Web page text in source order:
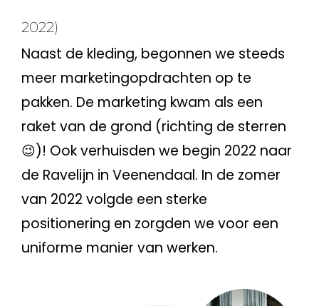
2022)
Naast de kleding, begonnen we steeds
meer marketingopdrachten op te
pakken. De marketing kwam als een
raket van de grond (richting de sterren
😉)! Ook verhuisden we begin 2022 naar
de Ravelijn in Veenendaal. In de zomer
van 2022 volgde een sterke
positionering en zorgden we voor een
uniforme manier van werken.